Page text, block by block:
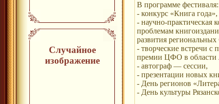
Случайное
изображение
В программе фестиваля:
- конкурс «Книга года»,
- научно-практическая
проблемам
развития
- творческие встречи
премии ЦФО в области
- автограф — сессии,
- презентации новых
- День регионов
- День культуры